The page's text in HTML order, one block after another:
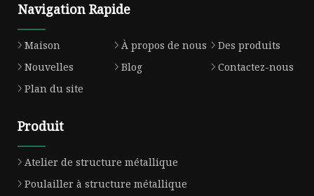
Navigation Rapide
Maison À propos de nous
Des produits
Nouvelles
Blog
Contactez-nous
Plan du site
Produit
Atelier de structure métallique
Poulailler à structure métallique